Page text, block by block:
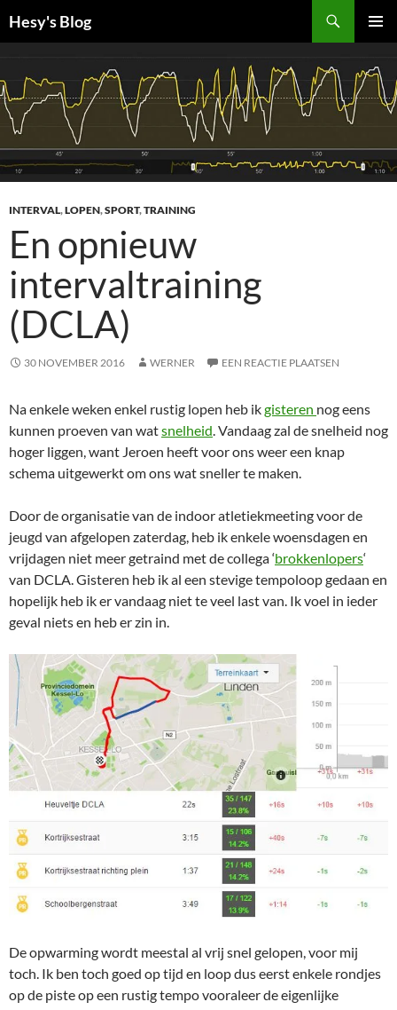
naar
inhoud
Hesy's Blog
INTERVAL,LOPEN,SPORT,TRAINING
En opnieuw
intervaltraining
(DCLA)
30 NOVEMBER 2016 WERNER EEN REACTIE PLAATSEN
Na enkele weken enkel rustig lopen heb ikgisteren nog eens
kunnen proeven van watsnelheid. Vandaag zal de snelheid nog
hoger liggen, want Jeroen heeft voor ons weer een knap
schema uitgewerkt om ons wat sneller te maken.
Door de organisatie van de indoor atletiekmeeting voor de
jeugd van afgelopen zaterdag, heb ik enkele woensdagen en
vrijdagen niet meer getraind met de collega ‘brokkenlopers‘
van DCLA. Gisteren heb ik al een stevige tempoloop gedaan en
hopelijk heb ik er vandaag niet te veel last van. Ik voel in ieder
geval niets en heb er zin in.
De opwarming wordt meestal al vrij snel gelopen, voor mij
toch. Ik ben toch goed op tijd en loop dus eerst enkele rondjes
op de piste op een rustig tempo vooraleer de eigenlijke